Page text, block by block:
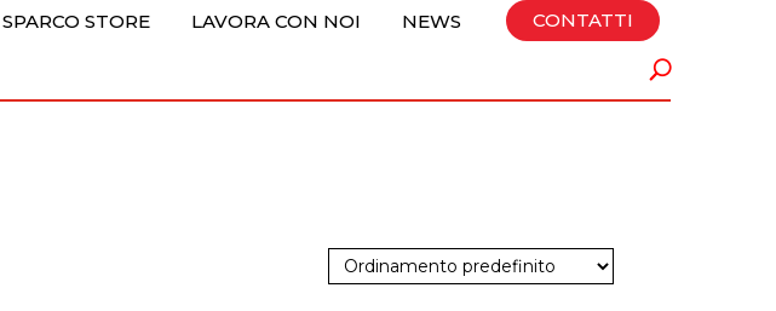
SPARCO STORE LAVORA CON NOI NEWS CONTATTI